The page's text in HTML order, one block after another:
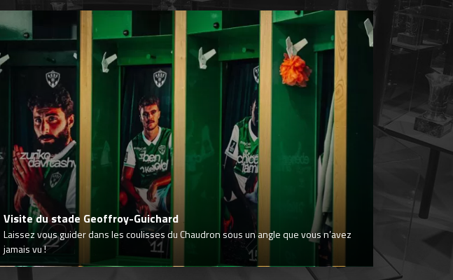
Visite du stade Geoffroy-Guichard
Laissez vous guider dans les coulisses du Chaudron sous un angle que vous n’avez
jamais vu !